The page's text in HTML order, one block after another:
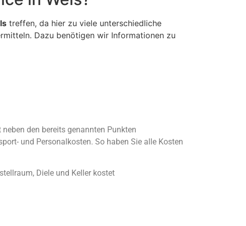
treffen, da hier zu viele unterschiedliche
Dazu benötigen wir Informationen zu
den bereits genannten Punkten
und Personalkosten. So haben Sie alle Kosten
Diele und Keller kostet